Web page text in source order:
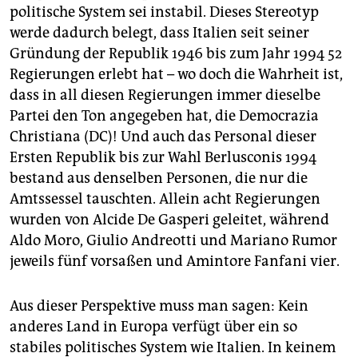
politische System sei instabil. Dieses Stereotyp
werde dadurch belegt, dass Italien seit seiner
Gründung der Republik 1946 bis zum Jahr 1994 52
Regierungen erlebt hat – wo doch die Wahrheit ist,
dass in all diesen Regierungen immer dieselbe
Partei den Ton angegeben hat, die Democrazia
Christiana (DC)! Und auch das Personal dieser
Ersten Republik bis zur Wahl Berlusconis 1994
bestand aus denselben Personen, die nur die
Amtssessel tauschten. Allein acht Regierungen
wurden von Alcide De Gasperi geleitet, während
Aldo Moro, Giulio Andreotti und Mariano Rumor
jeweils fünf vorsaßen und Amintore Fanfani vier.
Aus dieser Perspektive muss man sagen: Kein
anderes Land in Europa verfügt über ein so
stabiles politisches System wie Italien. In keinem